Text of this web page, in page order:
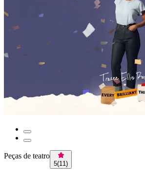
Peças de teatro
5(11)